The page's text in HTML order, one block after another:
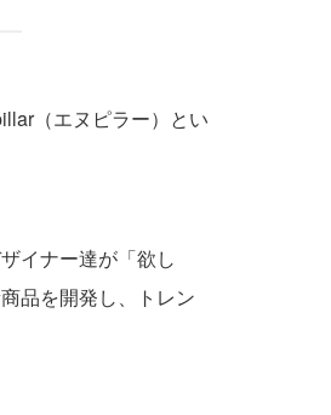
（エヌピラー）とい
イナー達が「欲し
品を開発し、トレン